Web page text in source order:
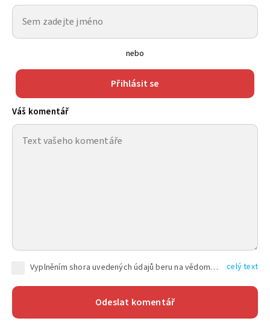
nebo
Přihlásit se
Váš komentář
Vyplněním shora uvedených údajů beru na vědomí, že společnost TEXT FACTORY s.r.o., sídlem Brno, Durďákova 336/29, Černá Pole, PSČ: 613 00, IČ: 06157831, zapsané u Krajského soudu v Brně, oddíl C, vložka 100399, bude zpracovávat mé osobní údaje uvedené v rámci mnou vyplněného registračního formuláře na základě oprávněných zájmů TEXT FACTORY s.r.o. dle čl. 6 odst. 1 písm. f) GDPR a pro splnění právních povinností (čl. 6 odst. 1 písm. c) GDPR), a to pro tyto účely: nezbytnost zajistit oprávnění návštěvníka webových stránek provozovaných společností TEXT FACTORY s.r.o. přispívat aktivně ke zveřejněným článkům nebo v rámci diskusních fór a výkon práv TEXT FACTORY s.r.o. jako administrátora těchto diskusních fór. Více informací o zpracování osobních údajů a právech lze nalézt v celý text